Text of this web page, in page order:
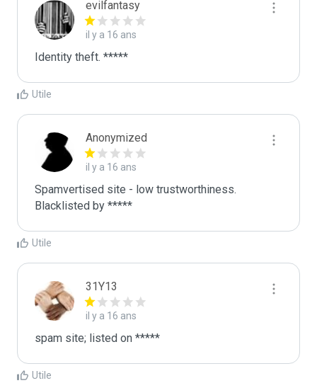
evilfantasy
il y a 16 ans
Identity theft. *****
Utile
Anonymized
il y a 16 ans
Spamvertised site - low trustworthiness.
Blacklisted by *****
Utile
31Y13
il y a 16 ans
spam site; listed on *****
Utile